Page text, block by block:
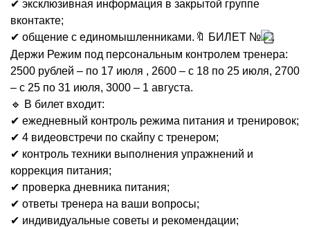
✔ эксклюзивная информация в закрытой группе
вконтакте;
✔ общение с единомышленниками.🔖 БИЛЕТ №
.
Держи Режим под персональным контролем тренера:
2500 рублей – по 17 июля , 2600 – с 18 по 25 июля, 2700
– с 25 по 31 июля, 3000 – 1 августа.
🔹 В билет входит:
✔ ежедневный контроль режима питания и тренировок;
✔ 4 видеовстречи по скайпу с тренером;
✔ контроль техники выполнения упражнений и
коррекция питания;
✔ проверка дневника питания;
✔ ответы тренера на ваши вопросы;
✔ индивидуальные советы и рекомендации;